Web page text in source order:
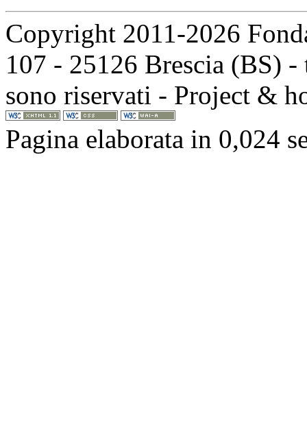
Copyright 2011-2026
107 - 25126 Brescia (BS)
sono riservati - Project &
Pagina elaborata in 0,024